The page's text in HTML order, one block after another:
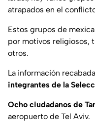
atrapados en el
Estos grupos de
por motivos religiosos,
otros.
La información
integrantes de la
Ocho ciudadanos de
aeropuerto de Tel Aviv.